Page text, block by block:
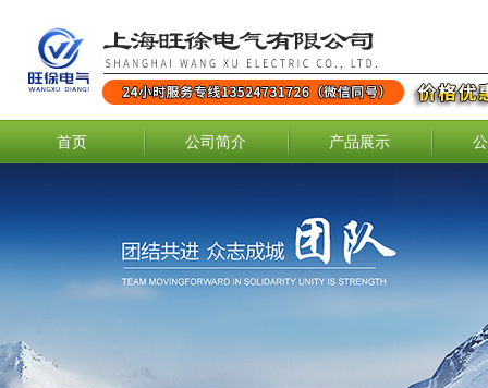
首页 公司简介 产品展示